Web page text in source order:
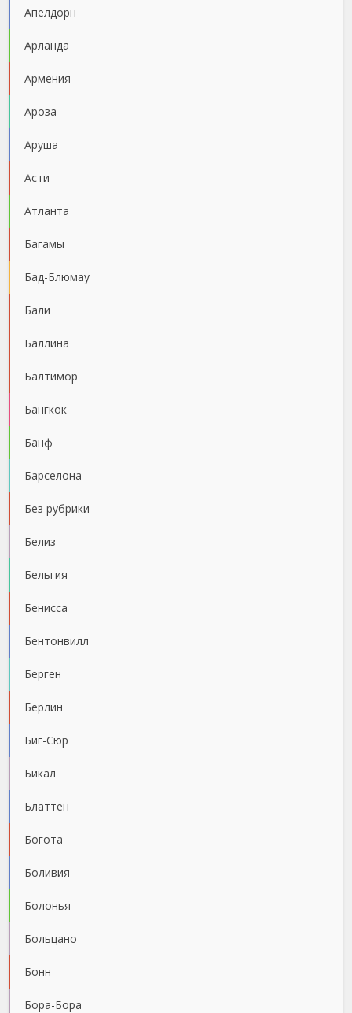
Апелдорн
Арланда
Армения
Ароза
Аруша
Асти
Атланта
Багамы
Бад-Блюмау
Бали
Баллина
Балтимор
Бангкок
Банф
Барселона
Без рубрики
Белиз
Бельгия
Бенисса
Бентонвилл
Берген
Берлин
Биг-Сюр
Бикал
Блаттен
Богота
Боливия
Болонья
Больцано
Бонн
Бора-Бора